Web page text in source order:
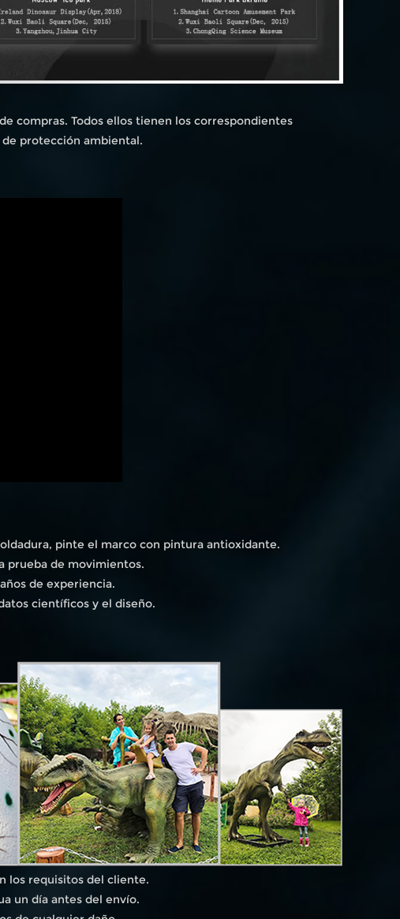
compras. Todos ellos tienen los correspondientes
de protección ambiental.
pinte el marco con pintura antioxidante.
prueba de movimientos.
de experiencia.
científicos y el diseño.
los requisitos del cliente.
un día antes del envío.